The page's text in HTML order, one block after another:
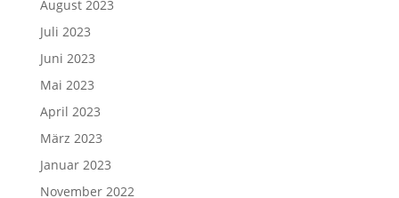
August 2023
Juli 2023
Juni 2023
Mai 2023
April 2023
März 2023
Januar 2023
November 2022